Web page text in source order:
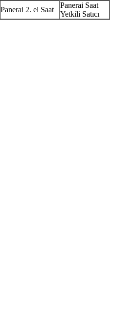
Panerai 2. el Saat
Panerai Saat
Yetkili Satıcı